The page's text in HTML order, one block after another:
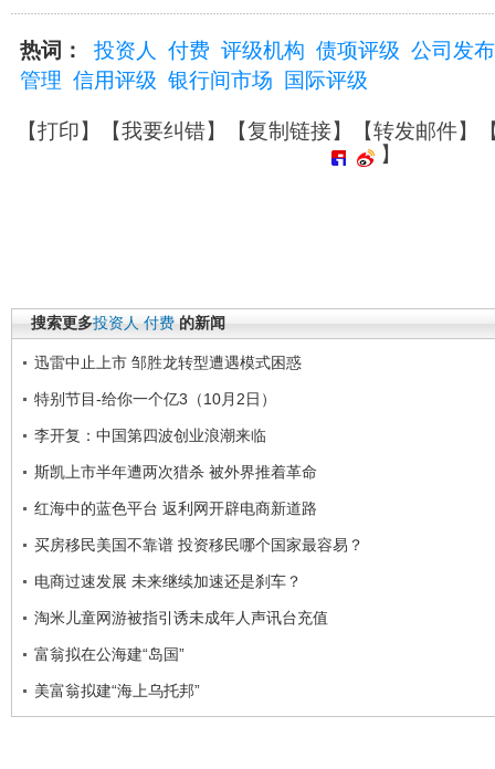
热词： 投资人 付费 评级机构 债项评级 公司发布
管理 信用评级 银行间市场 国际评级
【打印】【我要纠错】【复制链接】【转发邮件】
】
搜索更多投资人 付费 的新闻
迅雷中止上市 邹胜龙转型遭遇模式困惑
特别节目-给你一个亿3（10月2日）
李开复：中国第四波创业浪潮来临
斯凯上市半年遭两次猎杀 被外界推着革命
红海中的蓝色平台 返利网开辟电商新道路
买房移民美国不靠谱 投资移民哪个国家最容易？
电商过速发展 未来继续加速还是刹车？
淘米儿童网游被指引诱未成年人声讯台充值
富翁拟在公海建“岛国”
美富翁拟建“海上乌托邦”